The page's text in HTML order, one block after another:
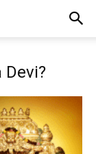
Devi?